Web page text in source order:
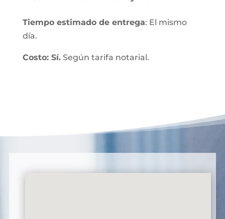
Tiempo estimado de entrega: El mismo
día.
Costo: Sí.Según tarifa notarial.